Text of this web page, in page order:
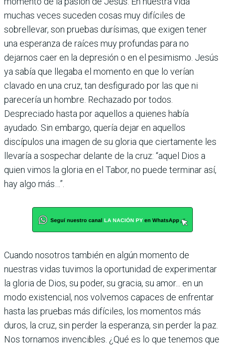
muchas veces suceden cosas muy difíciles de
sobrellevar, son pruebas durísimas, que exigen tener
una esperanza de raíces muy profundas para no
dejarnos caer en la depresión o en el pesimismo. Jesús
ya sabía que llegaba el momento en que lo verían
clavado en una cruz, tan desfigurado por las que ni
parecería un hombre. Rechazado por todos.
Despreciado hasta por aquellos a quienes había
ayudado. Sin embargo, quería dejar en aquellos
discípulos una imagen de su gloria que ciertamente les
llevaría a sospechar delante de la cruz: “aquel Dios a
quien vimos la gloria en el Tabor, no puede terminar así,
hay algo más…”.
Cuando nosotros también en algún momento de
nuestras vidas tuvimos la oportunidad de experimentar
la gloria de Dios, su poder, su gracia, su amor... en un
modo existencial, nos volvemos capaces de enfrentar
hasta las pruebas más difíciles, los momentos más
duros, la cruz, sin perder la esperanza, sin perder la paz.
Nos tornamos invencibles. ¿Qué es lo que tenemos que